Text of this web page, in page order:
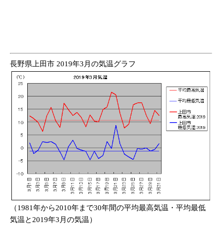
長野県上田市 2019年3月の気温グラフ
（1981年から2010年まで30年間の平均最高気温・平均最低
気温と2019年3月の気温）